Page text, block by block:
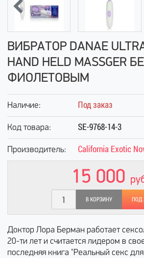
ВИБРАТОР DANAE
HAND HELD MASSGER
ФИОЛЕТОВЫМ
Наличие: Под заказ
Код товара: SE-9768-14-3
Производитель: California Exotic
15 000
В КОРЗИНУ ПОД
Доктор Лора Берман работает
20-ти лет и считается лидером в
последняя книга "Реальный секс